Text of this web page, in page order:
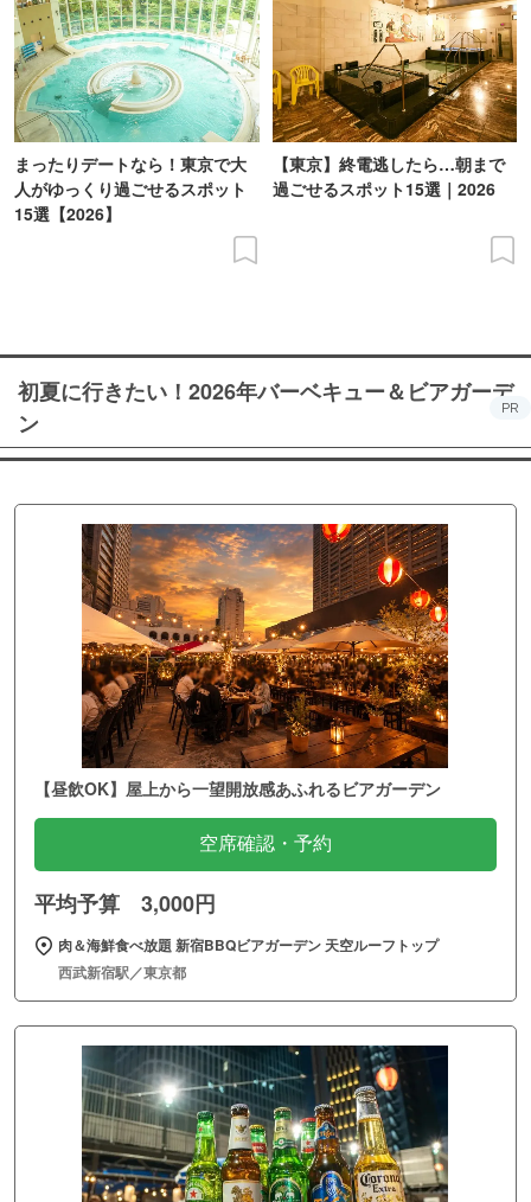
まったりデートなら！東京で大
人がゆっくり過ごせるスポット
15選【2026】
【東京】終電逃したら…朝まで
過ごせるスポット15選｜2026
初夏に行きたい！2026年バーベキュー＆ビアガーデ
ン
PR
【昼飲OK】屋上から一望開放感あふれるビアガーデン
空席確認・予約
平均予算 3,000円
肉＆海鮮食べ放題 新宿BBQビアガーデン 天空ルーフトップ
西武新宿駅／東京都